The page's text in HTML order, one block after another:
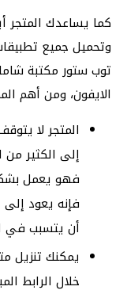
كما يساعدك
وتحميل جميع
توب ستور مكتبة
الايفون، ومن أهم
المتجر لا
إلى الكثير
فهو يعمل
فإنه يعود
أن يتسبب في
خلال الرابط